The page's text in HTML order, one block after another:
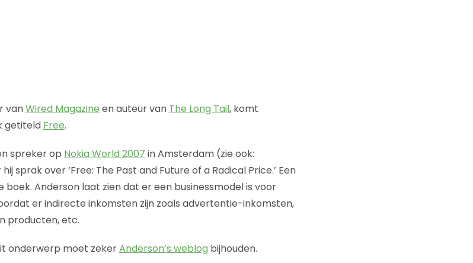
vanWired Magazine en auteur van The Long Tail, komt
getiteld Free.
spreker op Nokia World 2007 in Amsterdam (zie ook:
sprak over ‘Free: The Past and Future of a Radical Price.’ Een
boek. Anderson laat zien dat er een businessmodel is voor
er indirecte inkomsten zijn zoals advertentie-inkomsten,
producten, etc.
onderwerp moet zekerAnderson’s weblog bijhouden.